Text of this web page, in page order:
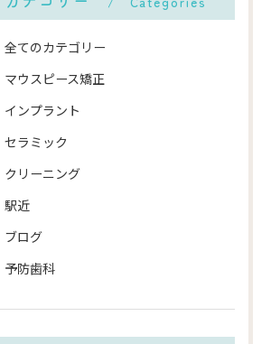
全てのカテゴリー
マウスピース矯正
インプラント
セラミック
クリーニング
駅近
ブログ
予防歯科